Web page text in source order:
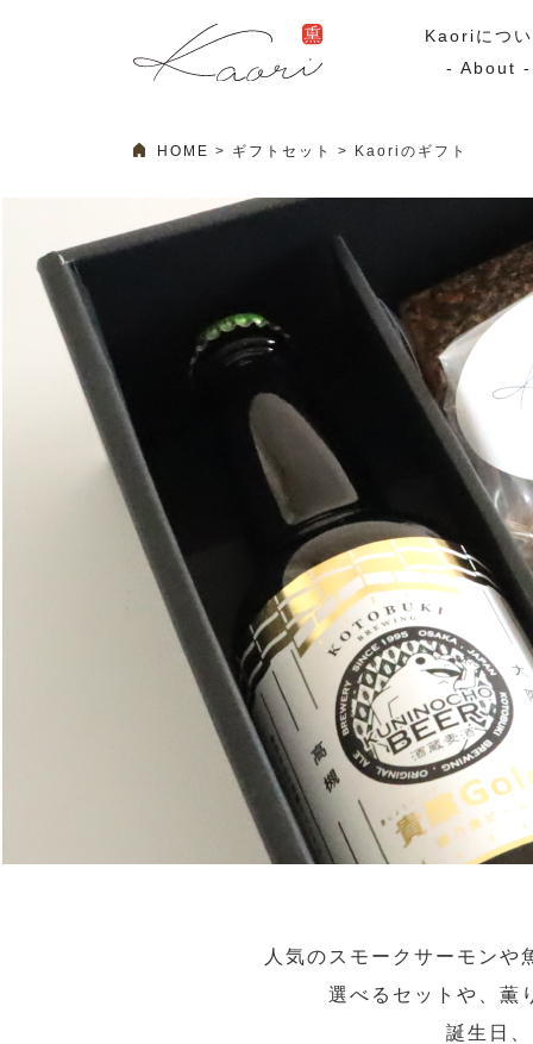
Kaoriにつ
- About -
ギフトセット
Kaoriのギフト
ラッピング
スモーク
その他
特集・期間限定セール
HOME ギフトセット Kaoriのギフト
人気のスモークサーモン
選べるセットや、薫
誕生日